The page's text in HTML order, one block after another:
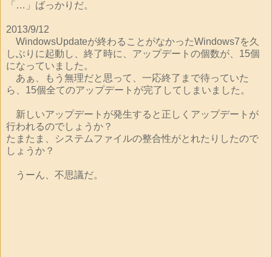
「…」ばっかりだ。
2013/9/12
WindowsUpdateが終わることがなかったWindows7を久
しぶりに起動し、終了時に、アップデートの個数が、15個
になっていました。
あぁ、もう無理だと思って、一応終了まで待っていた
ら、15個全てのアップデートが完了してしまいました。
新しいアップデートが発生すると正しくアップデートが
行われるのでしょうか？
たまたま、システムファイルの整合性がとれたりしたので
しょうか？
うーん、不思議だ。